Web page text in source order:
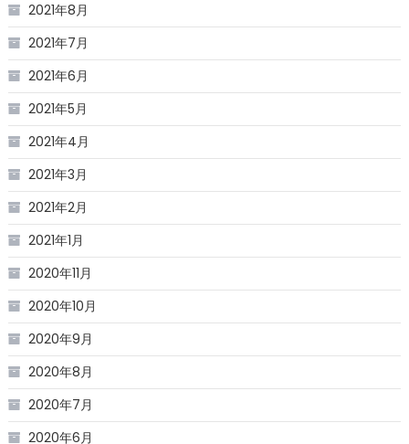
2021年8月
2021年7月
2021年6月
2021年5月
2021年4月
2021年3月
2021年2月
2021年1月
2020年11月
2020年10月
2020年9月
2020年8月
2020年7月
2020年6月